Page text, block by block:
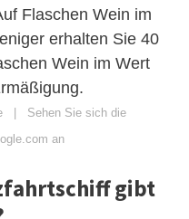
Flaschen Wein im
erhalten Sie 40
Wein im Wert
| Sehen Sie sich die
an
gibt